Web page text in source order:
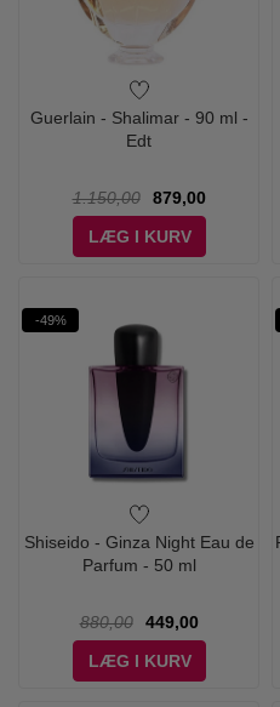
Guerlain - Shalimar - 90 ml -
Edt
1.150,00
879,00
LÆG I KURV
-49%
Shiseido - Ginza Night Eau de
Parfum - 50 ml
880,00
449,00
LÆG I KURV